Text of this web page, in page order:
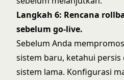
Langkah 6: Rencana
sebelum go-live.
Sebelum Anda
sistem baru, ketahui persis
sistem lama. Konfigurasi